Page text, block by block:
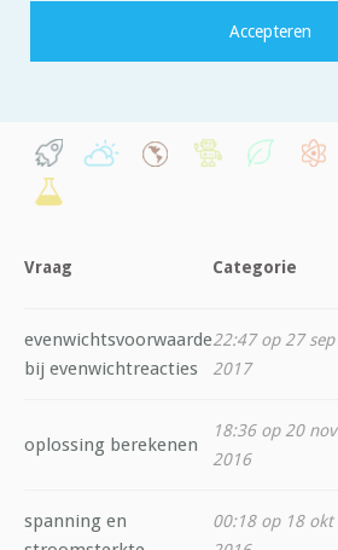
Stel een vraag
Vraag Categorie
evenwichtsvoorwaarde
bij evenwichtreacties
22:47 op 27 sep
2017
oplossing berekenen
18:36 op 20 nov
2016
spanning en
00:18 op 18 okt